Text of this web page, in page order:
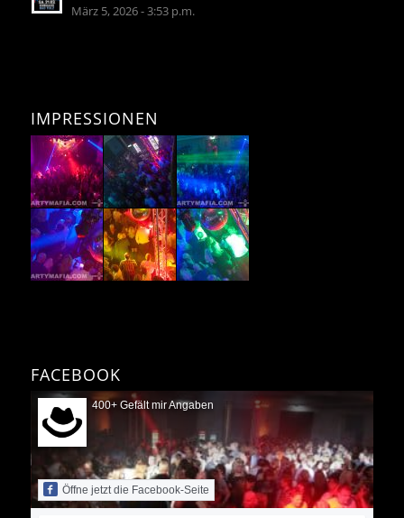
März 5, 2026 - 3:53 p.m.
IMPRESSIONEN
FACEBOOK
400+ Gefält mir Angaben
Öffne jetzt die Facebook-Seite